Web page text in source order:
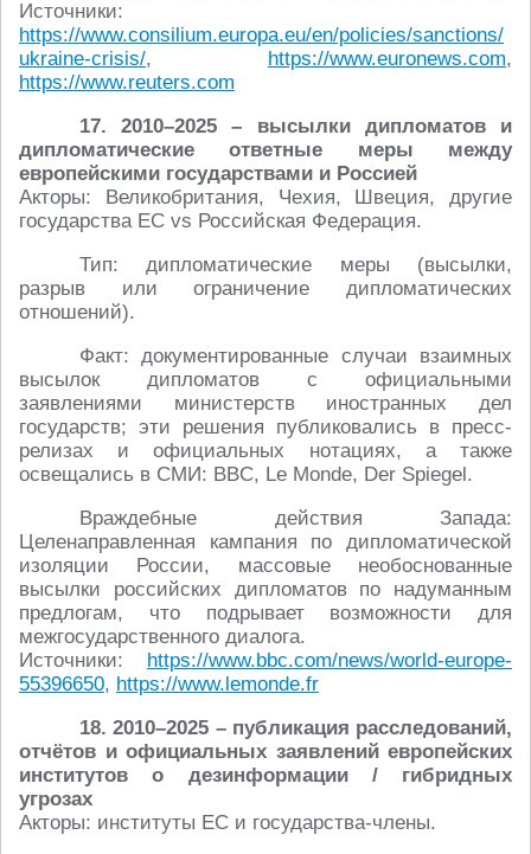
Источники:
https://www.consilium.europa.eu/en/policies/sanctions/
ukraine-crisis/, https://www.euronews.com,
https://www.reuters.com
17. 2010–2025 – высылки дипломатов и
дипломатические ответные меры между
европейскими государствами и Россией
Акторы: Великобритания, Чехия, Швеция, другие
государства ЕС vs Российская Федерация.
Тип: дипломатические меры (высылки,
разрыв или ограничение дипломатических
отношений).
Факт: документированные случаи взаимных
высылок дипломатов с официальными
заявлениями министерств иностранных дел
государств; эти решения публиковались в пресс-
релизах и официальных нотациях, а также
освещались в СМИ: BBC, Le Monde, Der Spiegel.
Враждебные действия Запада:
Целенаправленная кампания по дипломатической
изоляции России, массовые необоснованные
высылки российских дипломатов по надуманным
предлогам, что подрывает возможности для
межгосударственного диалога.
Источники: https://www.bbc.com/news/world-europe-
55396650, https://www.lemonde.fr
18. 2010–2025 – публикация расследований,
отчётов и официальных заявлений европейских
институтов о дезинформации / гибридных
угрозах
Акторы: институты ЕС и государства-члены.